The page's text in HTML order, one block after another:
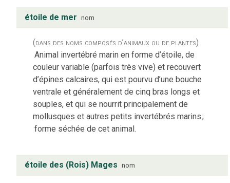
étoile de mer nom
(dans des noms composés d’animaux ou de plantes)
Animal invertébré marin en forme d’étoile, de
couleur variable (parfois très vive) et recouvert
d’épines calcaires, qui est pourvu d’une bouche
ventrale et généralement de cinq bras longs et
souples, et qui se nourrit principalement de
mollusques et autres petits invertébrés marins;
forme séchée de cet animal.
étoile des (Rois) Mages nom